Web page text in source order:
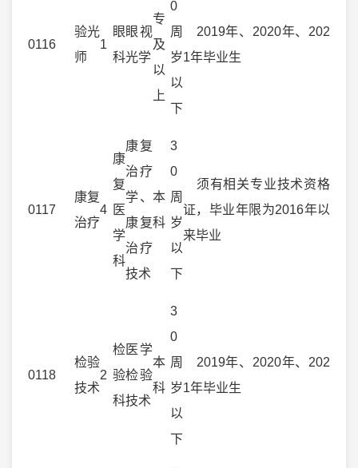
0116
验光
师
1
眼
科
眼视
光学
专
及
以
上
0
周
岁
以
下
2019年、2020年、202
1年毕业生
0117
康复
治疗
4
康
复
医
学
科
康复
治疗
学、
康复
治疗
技术
本
科
3
0
周
岁
以
下
须有相关专业技术资格
证，毕业年限为2016年以
来毕业
0118
检验
技术
2
检
验
科
医学
检验
技术
本
科
3
0
周
岁
以
下
2019年、2020年、202
1年毕业生